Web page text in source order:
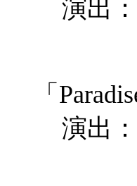
演出
「
演出